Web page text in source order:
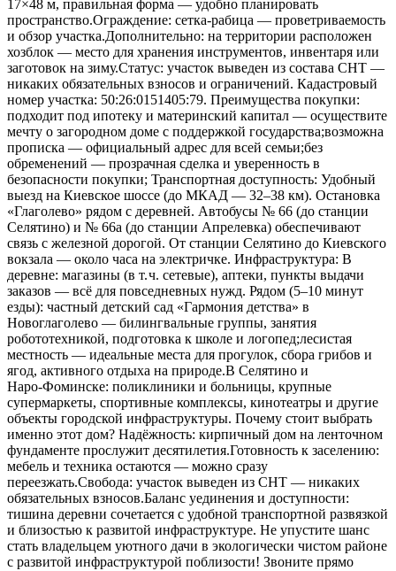
17×48 м, правильная форма — удобно планировать
пространство.Ограждение: сетка‑рабица — проветриваемость
и обзор участка.Дополнительно: на территории расположен
хозблок — место для хранения инструментов, инвентаря или
заготовок на зиму.Статус: участок выведен из состава СНТ —
никаких обязательных взносов и ограничений. Кадастровый
номер участка: 50:26:0151405:79. Преимущества покупки:
подходит под ипотеку и материнский капитал — осуществите
мечту о загородном доме с поддержкой государства;возможна
прописка — официальный адрес для всей семьи;без
обременений — прозрачная сделка и уверенность в
безопасности покупки; Транспортная доступность: Удобный
выезд на Киевское шоссе (до МКАД — 32–38 км). Остановка
«Глаголево» рядом с деревней. Автобусы № 66 (до станции
Селятино) и № 66а (до станции Апрелевка) обеспечивают
связь с железной дорогой. От станции Селятино до Киевского
вокзала — около часа на электричке. Инфраструктура: В
деревне: магазины (в т. ч. сетевые), аптеки, пункты выдачи
заказов — всё для повседневных нужд. Рядом (5–10 минут
езды): частный детский сад «Гармония детства» в
Новоглаголево — билингвальные группы, занятия
робототехникой, подготовка к школе и логопед;лесистая
местность — идеальные места для прогулок, сбора грибов и
ягод, активного отдыха на природе.В Селятино и
Наро‑Фоминске: поликлиники и больницы, крупные
супермаркеты, спортивные комплексы, кинотеатры и другие
объекты городской инфраструктуры. Почему стоит выбрать
именно этот дом? Надёжность: кирпичный дом на ленточном
фундаменте прослужит десятилетия.Готовность к заселению:
мебель и техника остаются — можно сразу
переезжать.Свобода: участок выведен из СНТ — никаких
обязательных взносов.Баланс уединения и доступности:
тишина деревни сочетается с удобной транспортной развязкой
и близостью к развитой инфраструктуре. Не упустите шанс
стать владельцем уютного дачи в экологически чистом районе
с развитой инфраструктурой поблизости! Звоните прямо